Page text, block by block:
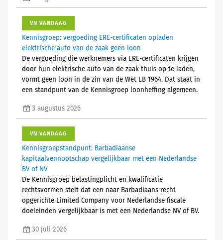
VN VANDAAG
Kennisgroep: vergoeding ERE-certificaten opladen
elektrische auto van de zaak geen loon
De vergoeding die werknemers via ERE-certificaten krijgen
door hun elektrische auto van de zaak thuis op te laden,
vormt geen loon in de zin van de Wet LB 1964. Dat staat in
een standpunt van de Kennisgroep loonheffing algemeen.
3 augustus 2026
VN VANDAAG
Kennisgroepstandpunt: Barbadiaanse
kapitaalvennootschap vergelijkbaar met een Nederlandse
BV of NV
De Kennisgroep belastingplicht en kwalificatie
rechtsvormen stelt dat een naar Barbadiaans recht
opgerichte Limited Company voor Nederlandse fiscale
doeleinden vergelijkbaar is met een Nederlandse NV of BV.
30 juli 2026